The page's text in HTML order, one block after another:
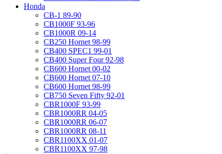
Honda
CB-1 89-90
CB1000F 93-96
CB1000R 09-14
CB250 Hornet 98-99
CB400 SPEC1 99-01
CB400 Super Four 92-98
CB600 Hornet 00-02
CB600 Hornet 07-10
CB600 Hornet 98-99
CB750 Seven Fifty 92-01
CBR1000F 93-99
CBR1000RR 04-05
CBR1000RR 06-07
CBR1000RR 08-11
CBR1100XX 01-07
CBR1100XX 97-98